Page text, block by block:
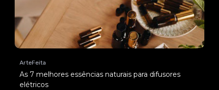
ArteFeita
As 7 melhores essências naturais para difusores
elétricos